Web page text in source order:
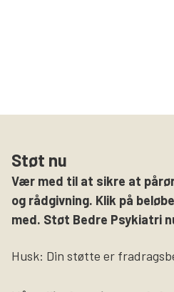
Støt nu
Vær med til at sikre at
og rådgivning. Klik på
med. Støt Bedre Psykiatri
Husk: Din støtte er